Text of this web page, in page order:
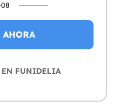
AHORA
EN FUNIDELIA